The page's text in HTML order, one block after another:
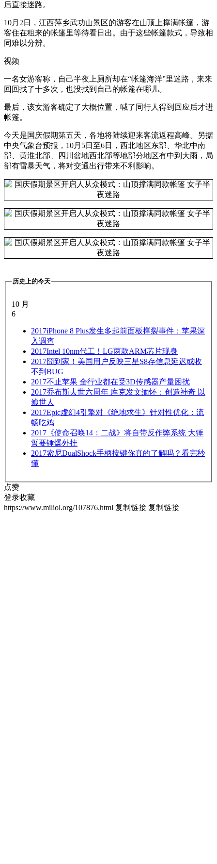
后直接迷路。
10月2日，江西萍乡武功山景区的游客在山顶上撑满帐篷，游
客住在租来的帐篷里等待看日出。由于这些帐篷款式，导致相
同难以分辨。
视频
一名女游客称，自己半夜上厕所却在“帐篷海洋”里迷路，来来
回回找了十多次，也没找到自己的帐篷在哪儿。
最后，该女游客确定了大概位置，喊了同行人得到回应后才进
帐篷。
今天是国庆假期第五天，各地将陆续迎来客流返程高峰。另据
中央气象台预报，10月5日至6日，西北地区东部、华北中南
部、黄淮北部、四川盆地西北部等地部分地区有中到大雨，局
部有雷暴天气，将对交通出行带来不利影响。
历史上的今天
10 月
6
2017iPhone 8 Plus发生多起前面板撑裂事件：苹果深
入调查
2017Intel 10nm代工！LG两款ARM芯片现身
2017囧到家！美国用户反映三星S8存信息延迟或收
不到BUG
2017不止苹果 全行业都在受3D传感器产量困扰
2017乔布斯去世六周年 库克发文缅怀：创造神奇 以
飨世人
2017Epic虚幻4引擎对《绝地求生》针对性优化：流
畅吃鸡
2017 《使命召唤14：二战》将自带反作弊系统 大锤
誓要锤爆外挂
2017索尼DualShock手柄按键你真的了解吗？看完秒
懂
点赞
登录收藏
https://www.miliol.org/107876.html 复制链接 复制链接